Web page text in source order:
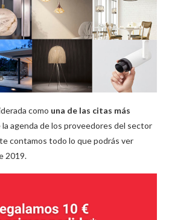
como una de las citas más
agenda de los proveedores del sector
contamos todo lo que podrás ver
2019.